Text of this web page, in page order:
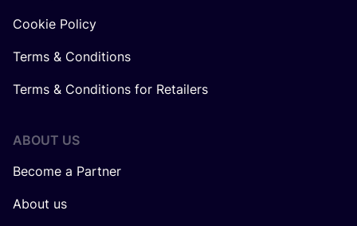
Cookie Policy
Terms & Conditions
Terms & Conditions for Retailers
ABOUT US
Become a Partner
About us